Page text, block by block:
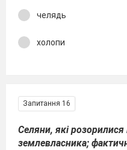
челядь
холопи
Запитання 16
Селяни, які розорилися
землевласника;